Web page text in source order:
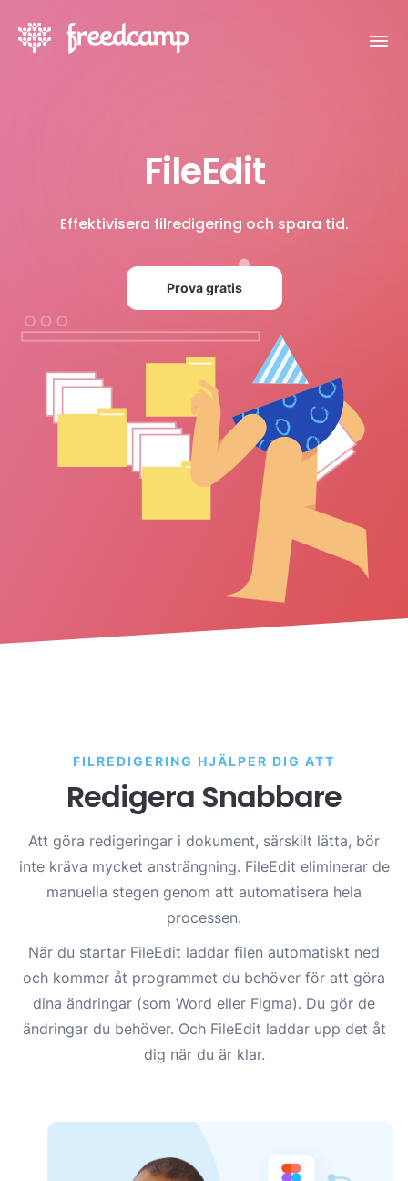
FileEdit
Effektivisera filredigering och spara tid.
Prova gratis
FILREDIGERING HJÄLPER DIG ATT
Redigera Snabbare
Att göra redigeringar i dokument, särskilt lätta, bör
inte kräva mycket ansträngning. FileEdit eliminerar de
manuella stegen genom att automatisera hela
processen.
När du startar FileEdit laddar filen automatiskt ned
och kommer åt programmet du behöver för att göra
dina ändringar (som Word eller Figma). Du gör de
ändringar du behöver. Och FileEdit laddar upp det åt
dig när du är klar.